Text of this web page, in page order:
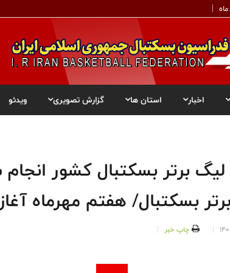
اخبار استان ها گزارش تصویری ویدئو
بسکتبال/ هفتم مهرماه
چاپ خبر